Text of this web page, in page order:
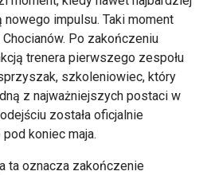
nowego impulsu. Taki moment
Po zakończeniu
trenera pierwszego zespołu
szkoleniowiec, który
z najważniejszych postaci w
została oficjalnie
koniec maja.
ta oznacza zakończenie